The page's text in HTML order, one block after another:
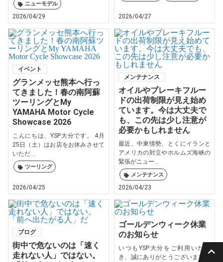
ニューモデル
2026/04/29 2026/04/27
イベント
グランメッセ熊本へ行っ
てきました！春の南阿蘇
ツーリングとMy
YAMAHA Motor Cycle
Showcase 2026
こんにちは、YSP大分です。 4月
25日（土）はお店をお休みさせて
いただ...
ツーリング
2026/04/25
メンテナンス
オイルやブレーキフルー
ドの出荷制限が見え始め
ています。今は大丈夫で
も、この先は少し注意が
必要かもしれません
最近、中東情勢、とくにイランと
アメリカの対立やホルムズ海峡の
緊張がニュー...
メンテナンス
2026/04/23
ブログ
街中で危ないのは「速く
走れない人」ではない。
ゴールデンウィーク休業
のお知らせ
いつもYSP大分をご利用いただ
き、誠にありがとうございます。